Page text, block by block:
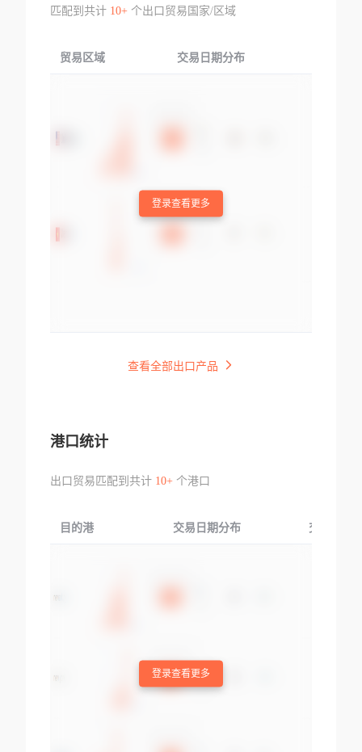
匹配到共计 10+个出口贸易国家/区域
贸易区域 交易日期分布
登录查看更多
查看全部出口产品
港口统计
出口贸易匹配到共计 10+个港口
目的港 交易日期分布 交易产品
登录查看更多